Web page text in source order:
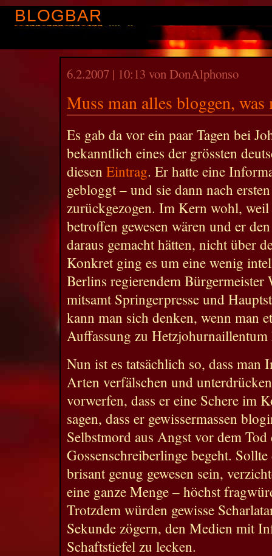
BLOGBAR
6.2.2007 | 10:13 von DonAlphonso
Muss man alles bloggen, was
Es gab da vor ein paar Tagen bei
bekanntlich eines der grössten
diesen Eintrag. Er hatte eine
gebloggt – und sie dann nach
zurückgezogen. Im Kern wohl,
betroffen gewesen wären und er
daraus gemacht hätten, nicht über
Konkret ging es um eine wenig
Berlins regierendem Bürgermeister
mitsamt Springerpresse und
kann man sich denken, wenn man
Auffassung zu Hetzjohurnaillentum
Nun ist es tatsächlich so, dass man
Arten verfälschen und
vorwerfen, dass er eine Schere im
sagen, dass er gewissermassen
Selbstmord aus Angst vor dem
Gossenschreiberlinge begeht.
brisant genug gewesen sein,
eine ganze Menge – höchst
Trotzdem würden gewisse
Sekunde zögern, den Medien mit
Schaftstiefel zu lecken.